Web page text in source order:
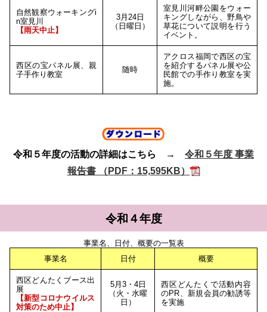
自然観察ウォーキングi
n室見川
【雨天中止】
3月24日
（日曜日）
室見川河畔公園をウォー
キングしながら、野鳥や
草花について説明を行う
イベント。
西区の宝パネル展、親
子手作り教室
随時
アクロス福岡で西区の宝
を紹介するパネル展や公
民館での手作り教室を実
施。
令和５年度の活動の詳細はこちら → 令和５年度 事業
報告書 （PDF：15,595KB）
令和４年度
事業名、日付、概要の一覧表
事業名
日付 概要
西区どんたくブース出
展
【新型コロナウイルス
対策のため中止】
5月3・4日
（火・水曜
日）
西区どんたくで活動内容
のPR、新規会員の勧誘等
を実施